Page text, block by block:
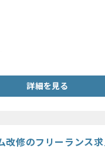
詳細を見る
改修のフリーランス